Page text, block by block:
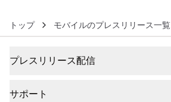
トップ モバイルのプレスリリース一覧
プレスリリース配信
サポート